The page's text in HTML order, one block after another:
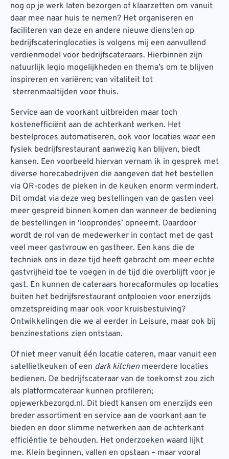
nog op je werk laten bezorgen of klaarzetten om vanuit
daar mee naar huis te nemen? Het organiseren en
faciliteren van deze en andere nieuwe diensten op
bedrijfscateringlocaties is volgens mij een aanvullend
verdienmodel voor bedrijfscateraars. Hierbinnen zijn
natuurlijk legio mogelijkheden en thema’s om te blijven
inspireren en variëren; van vitaliteit tot
sterrenmaaltijden voor thuis.
Service aan de voorkant uitbreiden maar toch
kostenefficiënt aan de achterkant werken. Het
bestelproces automatiseren, ook voor locaties waar een
fysiek bedrijfsrestaurant aanwezig kan blijven, biedt
kansen. Een voorbeeld hiervan vernam ik in gesprek met
diverse horecabedrijven die aangeven dat het bestellen
via QR-codes de pieken in de keuken enorm vermindert.
Dit omdat via deze weg bestellingen van de gasten veel
meer gespreid binnen komen dan wanneer de bediening
de bestellingen in ‘looprondes’ opneemt. Daardoor
wordt de rol van de medewerker in contact met de gast
veel meer gastvrouw en gastheer. Een kans die de
techniek ons in deze tijd heeft gebracht om meer echte
gastvrijheid toe te voegen in de tijd die overblijft voor je
gast. En kunnen de cateraars horecaformules op locaties
buiten het bedrijfsrestaurant ontplooien voor enerzijds
omzetspreiding maar ook voor kruisbestuiving?
Ontwikkelingen die we al eerder in Leisure, maar ook bij
benzinestations zien ontstaan.
Of niet meer vanuit één locatie cateren, maar vanuit een
satellietkeuken of een dark kitchen meerdere locaties
bedienen. De bedrijfscateraar van de toekomst zou zich
als platformcateraar kunnen profileren;
opjewerkbezorgd.nl. Dit biedt kansen om enerzijds een
breder assortiment en service aan de voorkant aan te
bieden en door slimme netwerken aan de achterkant
efficiëntie te behouden. Het onderzoeken waard lijkt
me. Klein beginnen, vallen en opstaan – maar vooral